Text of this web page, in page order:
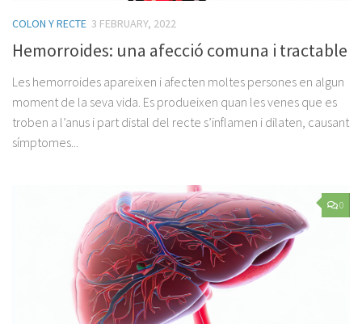
COLON Y RECTE 3 FEBRUARY, 2022
Hemorroides: una afecció comuna i tractable
Les hemorroides apareixen i afecten moltes persones en algun
moment de la seva vida. Es produeixen quan les venes que es
troben a l’anus i part distal del recte s’inflamen i dilaten, causant
símptomes...
0